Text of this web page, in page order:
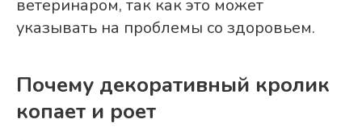
ветеринаром, так как это может
указывать на проблемы со здоровьем.
Почему декоративный кролик
копает и роет